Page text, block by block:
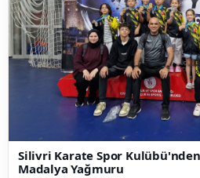
Silivri Karate Spor
Madalya Yağmuru